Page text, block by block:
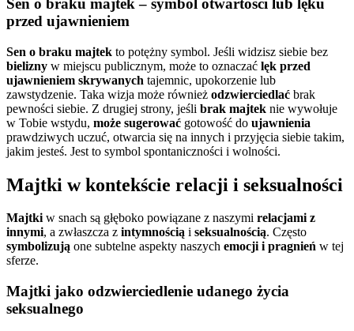
Sen o braku majtek – symbol otwartości lub lęku
przed ujawnieniem
Sen o braku majtek to potężny symbol. Jeśli widzisz siebie bez
bielizny w miejscu publicznym, może to oznaczać lęk przed
ujawnieniem skrywanych tajemnic, upokorzenie lub
zawstydzenie. Taka wizja może również odzwierciedlać brak
pewności siebie. Z drugiej strony, jeśli brak majtek nie wywołuje
w Tobie wstydu, może sugerować gotowość do ujawnienia
prawdziwych uczuć, otwarcia się na innych i przyjęcia siebie takim,
jakim jesteś. Jest to symbol spontaniczności i wolności.
Majtki w kontekście relacji i seksualności
Majtkiw snach są głęboko powiązane z naszymi relacjami z
innymi, a zwłaszcza z intymnością i seksualnością. Często
symbolizują one subtelne aspekty naszych emocji i pragnień w tej
sferze.
Majtki jako odzwierciedlenie udanego życia
seksualnego